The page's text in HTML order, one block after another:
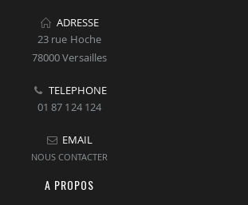
ADRESSE
23 rue Hoche
78000 Versailles
TELEPHONE
01 87 124 124
EMAIL
NOUS CONTACTER
A PROPOS